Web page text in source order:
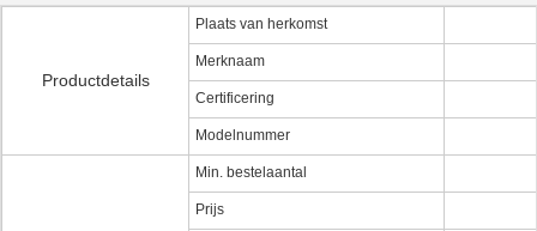
Productdetails
Plaats van herkomst
Merknaam
Certificering
Modelnummer
Min. bestelaantal
Prijs